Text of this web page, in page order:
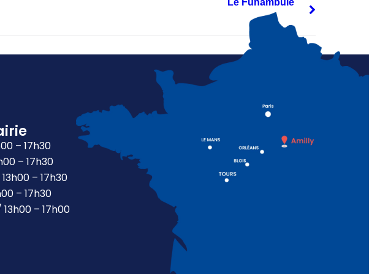
Le Funambule
– 17h30
– 17h30
– 17h30
– 17h30
– 17h00